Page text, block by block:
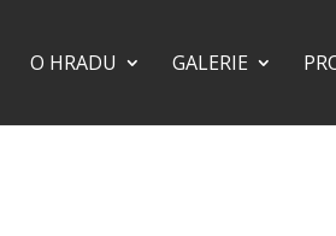
O HRADU GALERIE